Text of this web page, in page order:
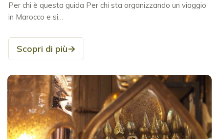
Per chi è questa guida Per chi sta organizzando un viaggio
in Marocco e si…
Scopri di più→